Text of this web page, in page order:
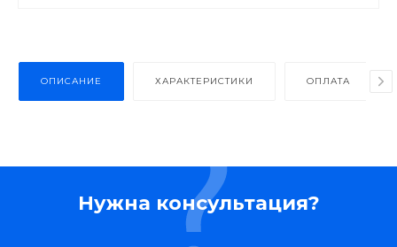
ОПИСАНИЕ ХАРАКТЕРИСТИКИ ОПЛАТА
Нужна консультация?